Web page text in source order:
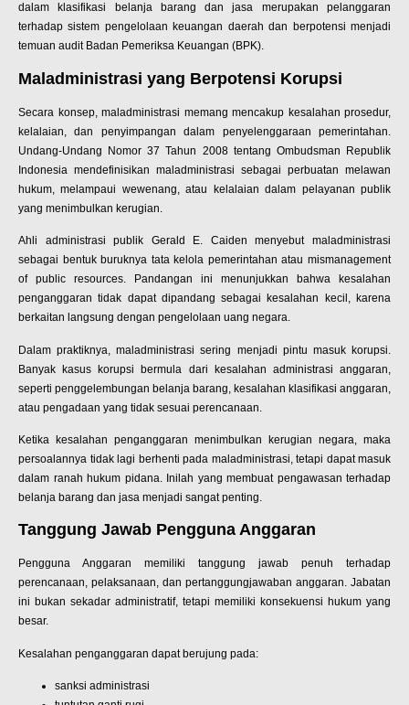
dalam klasifikasi belanja barang dan jasa merupakan pelanggaran
terhadap sistem pengelolaan keuangan daerah dan berpotensi menjadi
temuan audit Badan Pemeriksa Keuangan (BPK).
Maladministrasi yang Berpotensi Korupsi
Secara konsep, maladministrasi memang mencakup kesalahan prosedur,
kelalaian, dan penyimpangan dalam penyelenggaraan pemerintahan.
Undang-Undang Nomor 37 Tahun 2008 tentang Ombudsman Republik
Indonesia mendefinisikan maladministrasi sebagai perbuatan melawan
hukum, melampaui wewenang, atau kelalaian dalam pelayanan publik
yang menimbulkan kerugian.
Ahli administrasi publik Gerald E. Caiden menyebut maladministrasi
sebagai bentuk buruknya tata kelola pemerintahan atau mismanagement
of public resources. Pandangan ini menunjukkan bahwa kesalahan
penganggaran tidak dapat dipandang sebagai kesalahan kecil, karena
berkaitan langsung dengan pengelolaan uang negara.
Dalam praktiknya, maladministrasi sering menjadi pintu masuk korupsi.
Banyak kasus korupsi bermula dari kesalahan administrasi anggaran,
seperti penggelembungan belanja barang, kesalahan klasifikasi anggaran,
atau pengadaan yang tidak sesuai perencanaan.
Ketika kesalahan penganggaran menimbulkan kerugian negara, maka
persoalannya tidak lagi berhenti pada maladministrasi, tetapi dapat masuk
dalam ranah hukum pidana. Inilah yang membuat pengawasan terhadap
belanja barang dan jasa menjadi sangat penting.
Tanggung Jawab Pengguna Anggaran
Pengguna Anggaran memiliki tanggung jawab penuh terhadap
perencanaan, pelaksanaan, dan pertanggungjawaban anggaran. Jabatan
ini bukan sekadar administratif, tetapi memiliki konsekuensi hukum yang
besar.
Kesalahan penganggaran dapat berujung pada:
sanksi administrasi